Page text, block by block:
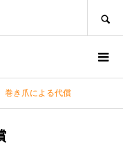
巻き爪による代償